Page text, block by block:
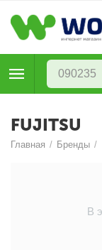
FUJITSU
Главная / Бренды /
В